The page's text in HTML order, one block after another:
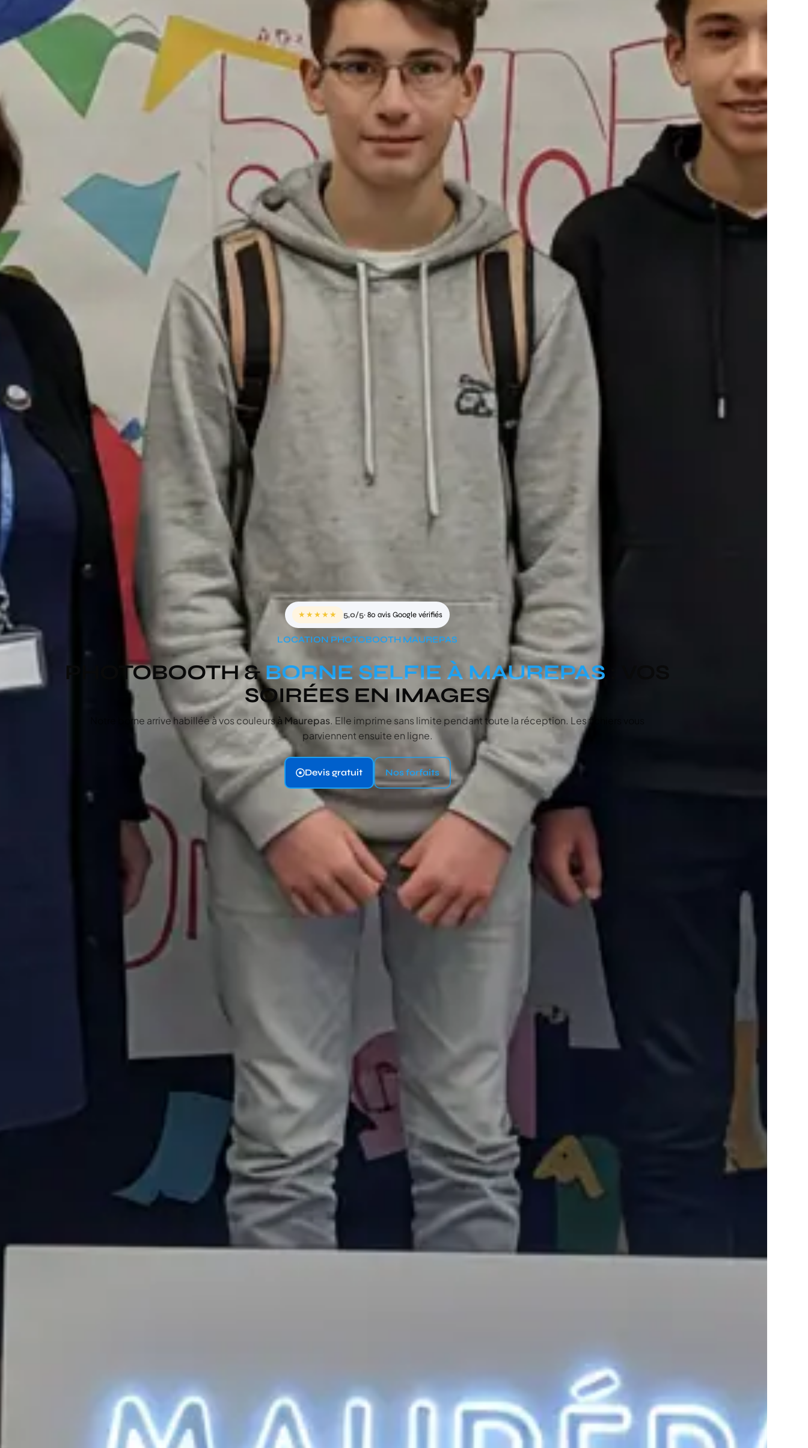
★★★★★ 5,0/5· 80 avis Google vérifiés
LOCATION PHOTOBOOTH MAUREPAS
PHOTOBOOTH &BORNE SELFIE À MAUREPAS
SOIRÉES EN IMAGES
Notre borne arrive habillée à vos couleursà Maurepas. Elle imprime sans limite pendant toute la réception. Les fichiers vous
parviennent ensuite en ligne.
Devis gratuit Nos forfaits